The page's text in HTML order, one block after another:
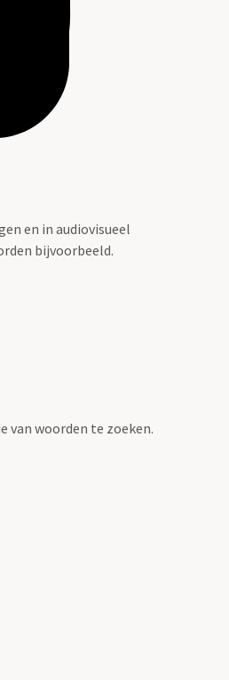
en in audiovisueel
bijvoorbeeld.
van woorden te zoeken.